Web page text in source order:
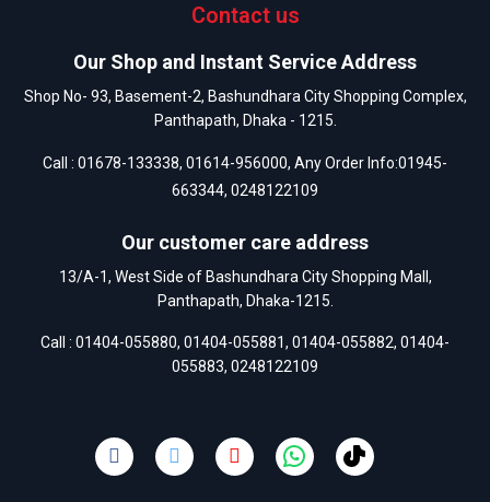
Contact us
Our Shop and Instant Service Address
Shop No- 93, Basement-2, Bashundhara City Shopping Complex,
Panthapath, Dhaka - 1215.
Call : 01678-133338, 01614-956000, Any Order Info:01945-
663344, 0248122109
Our customer care address
13/A-1, West Side of Bashundhara City Shopping Mall,
Panthapath, Dhaka-1215.
Call : 01404-055880, 01404-055881, 01404-055882, 01404-
055883, 0248122109